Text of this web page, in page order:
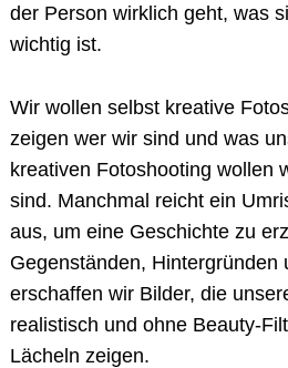
der Person wirklich geht, was
wichtig ist.
Wir wollen selbst kreative
zeigen wer wir sind und was
kreativen Fotoshooting wollen
sind. Manchmal reicht ein
aus, um eine Geschichte zu
Gegenständen, Hintergründen
erschaffen wir Bilder, die
realistisch und ohne Beauty-
Lächeln zeigen.